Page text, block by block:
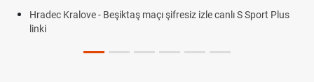
Hradec Kralove - Beşiktaş maçı şifresiz izle canlı S Sport Plus
linki